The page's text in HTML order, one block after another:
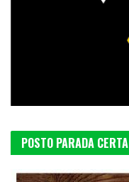
POSTO PARADA CERTA